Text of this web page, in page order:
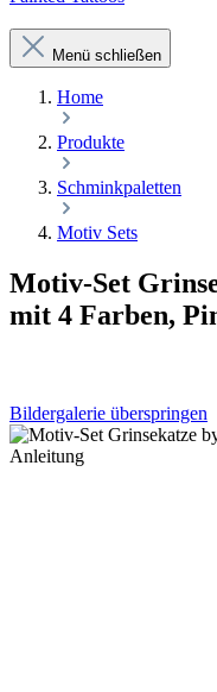
Menü schließen
Home
Produkte
Schminkpaletten
Motiv Sets
Motiv-Set
mit 4 Farben,
Bildergalerie überspringen